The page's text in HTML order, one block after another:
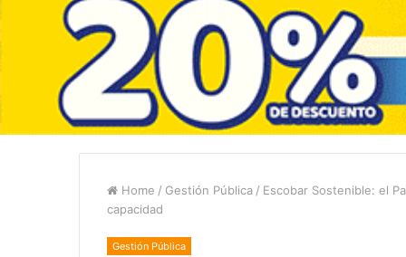
Home / Gestión Pública / Escobar Sostenible: el
capacidad
Gestión Pública